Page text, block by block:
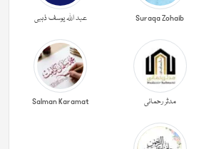
Suraqa Zohaib عبد اللہ یوسف ذہبی
مدثر رحمانی Salman Karamat